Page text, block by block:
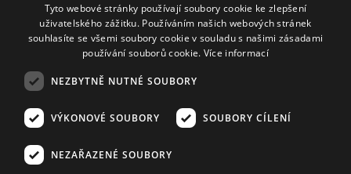
Kříženeckého nám. 322
152 00 Praha 5
IČ 416 93 311
© 2008–2026 EMPRESA MEDIA, a.s. Všechna práva vyhrazena.
Zásady ochrany osobních a dalších zpracovávaných údajů
Tyto webové stránky používají soubory cookie ke zlepšení
uživatelského zážitku. Používáním našich webových stránek
souhlasíte se všemi soubory cookie v souladu s našimi zásadami
používání souborů cookie. Více informací
NEZBYTNĚ NUTNÉ SOUBORY
VÝKONOVÉ SOUBORY SOUBORY CÍLENÍ
NEZAŘAZENÉ SOUBORY